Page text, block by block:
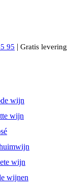
95 | Gratis
wijn
wijn
wijn
wijnen